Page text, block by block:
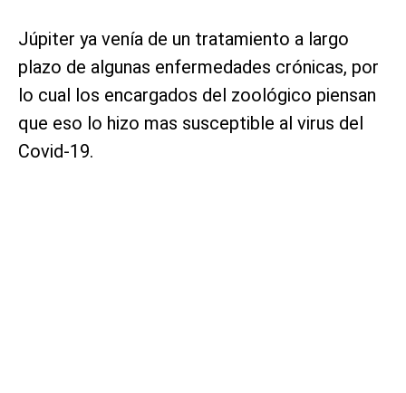
Júpiter ya venía de un tratamiento a largo
plazo de algunas enfermedades crónicas, por
lo cual los encargados del zoológico piensan
que eso lo hizo mas susceptible al virus del
Covid-19.